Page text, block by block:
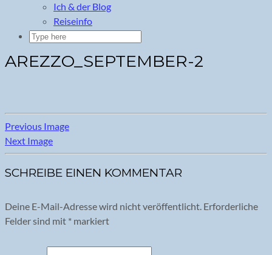
Ich & der Blog
Reiseinfo
AREZZO_SEPTEMBER-2
Previous Image
Next Image
SCHREIBE EINEN KOMMENTAR
Deine E-Mail-Adresse wird nicht veröffentlicht. Erforderliche
Felder sind mit * markiert